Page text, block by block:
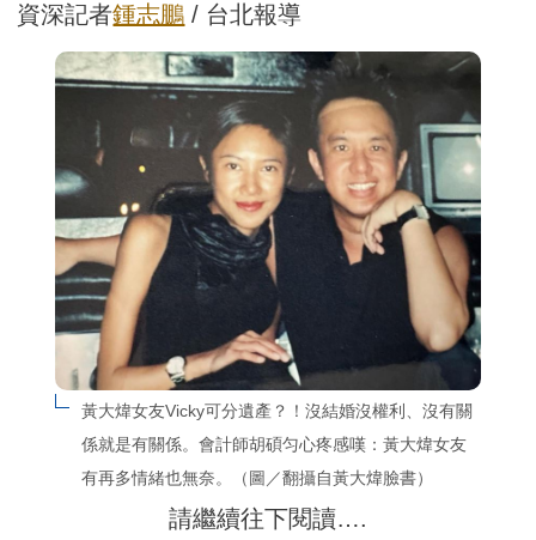
資深記者鍾志鵬 / 台北報導
黃大煒女友Vicky可分遺產？！沒結婚沒權利、沒有關
係就是有關係。會計師胡碩匀心疼感嘆：黃大煒女友
有再多情緒也無奈。（圖／翻攝自黃大煒臉書）
請繼續往下閱讀….